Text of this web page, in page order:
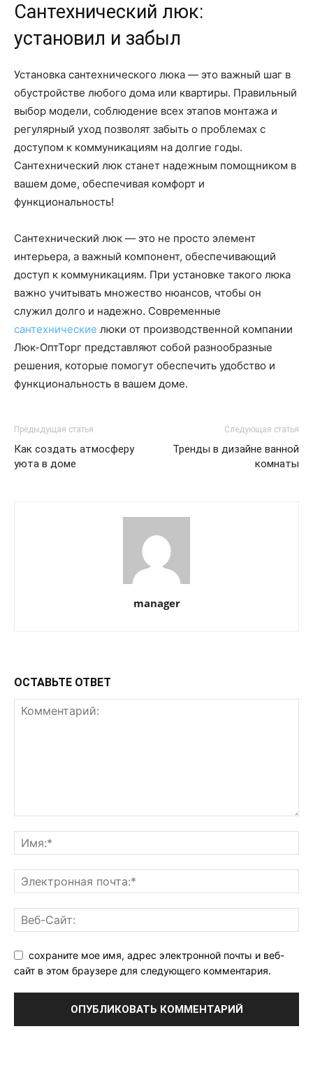
Сантехнический люк:
установил и забыл
Установка сантехнического люка — это важный шаг в
обустройстве любого дома или квартиры. Правильный
выбор модели, соблюдение всех этапов монтажа и
регулярный уход позволят забыть о проблемах с
доступом к коммуникациям на долгие годы.
Сантехнический люк станет надежным помощником в
вашем доме, обеспечивая комфорт и
функциональность!
Сантехнический люк — это не просто элемент
интерьера, а важный компонент, обеспечивающий
доступ к коммуникациям. При установке такого люка
важно учитывать множество нюансов, чтобы он
служил долго и надежно. Современные
сантехнические люки от производственной компании
Люк-ОптТорг представляют собой разнообразные
решения, которые помогут обеспечить удобство и
функциональность в вашем доме.
Предыдущая статья
Как создать атмосферу
уюта в доме
Следующая статья
Тренды в дизайне ванной
комнаты
manager
ОСТАВЬТЕ ОТВЕТ
сохраните мое имя, адрес электронной почты и веб-
сайт в этом браузере для следующего комментария.